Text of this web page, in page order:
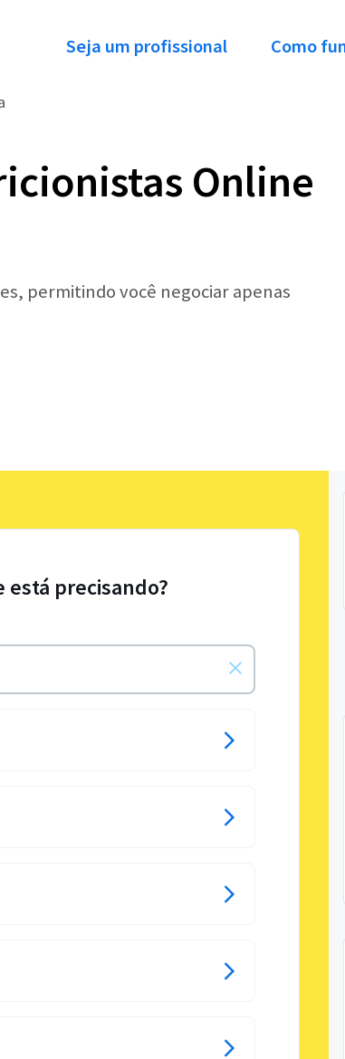
Seja um profissional Como
Online
permitindo você negociar apenas
está precisando?